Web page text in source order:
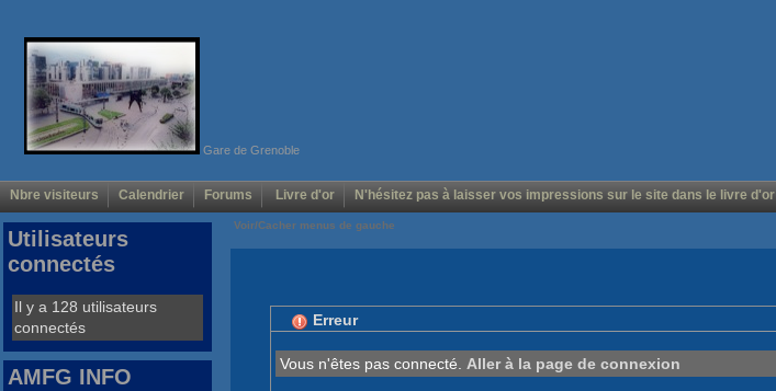
Gare de Grenoble
Nbre visiteurs Calendrier Forums Livre d'or N'hésitez pas à laisser vos impressions sur le site dans le livre d'or
Voir/Cacher menus de gauche
Erreur
Vous n'êtes pas connecté. Aller à la page de connexion
Utilisateurs
connectés
Il y a 128 utilisateurs
connectés
AMFG INFO